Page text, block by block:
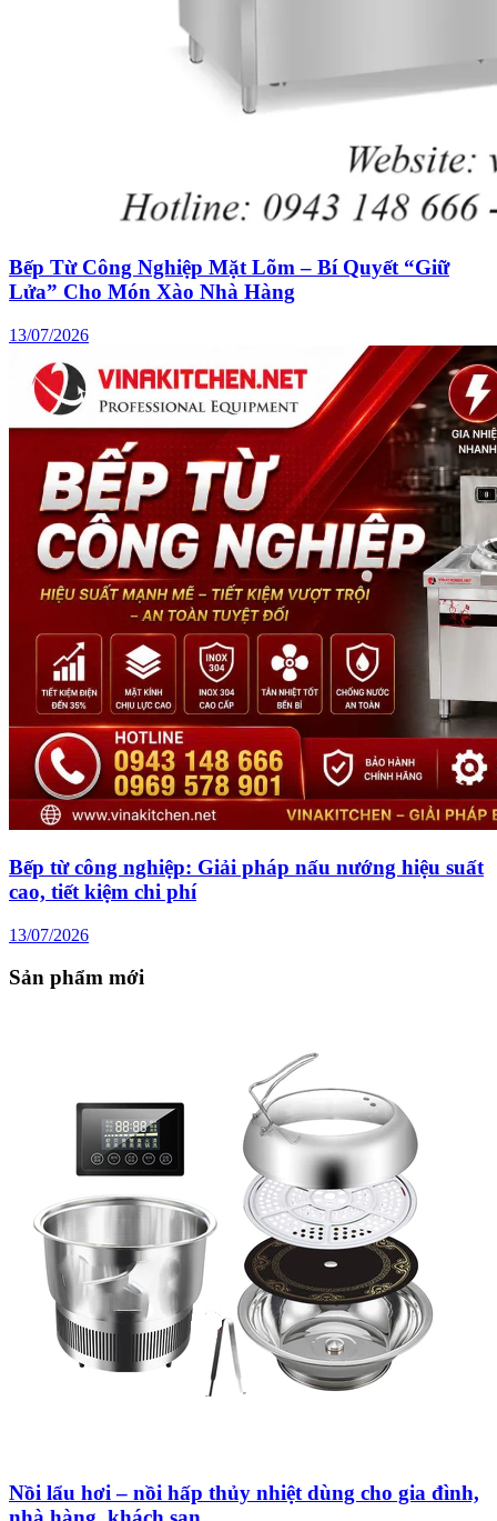
Bếp Từ Công Nghiệp Mặt Lõm – Bí Quyết “Giữ
Lửa” Cho Món Xào Nhà Hàng
13/07/2026
Bếp từ công nghiệp: Giải pháp nấu nướng hiệu suất
cao, tiết kiệm chi phí
13/07/2026
Sản phẩm mới
Nồi lẩu hơi – nồi hấp thủy nhiệt dùng cho gia đình,